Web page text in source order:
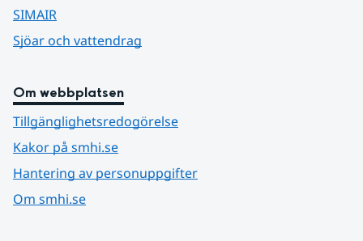
SIMAIR
Sjöar och vattendrag
Om webbplatsen
Tillgänglighetsredogörelse
Kakor på smhi.se
Hantering av personuppgifter
Om smhi.se